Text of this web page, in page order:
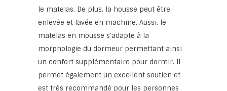
le matelas. De plus, la housse peut être
enlevée et lavée en machine. Aussi, le
matelas en mousse s'adapte à la
morphologie du dormeur permettant ainsi
un confort supplémentaire pour dormir. Il
permet également un excellent soutien et
est très recommandé pour les personnes